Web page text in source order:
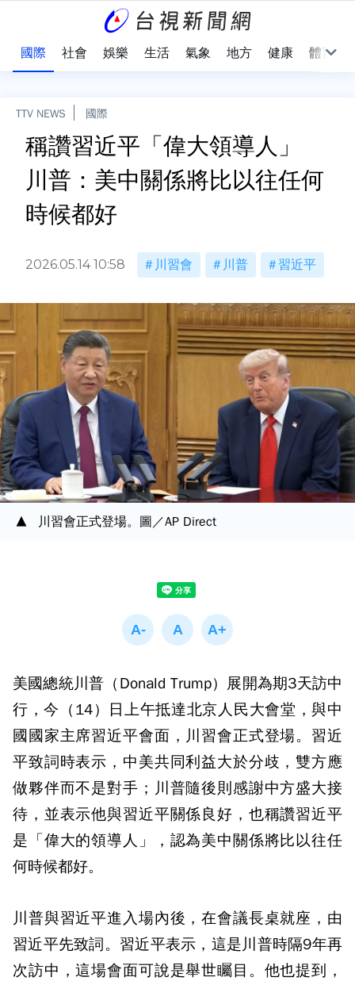
國際 社會 娛樂 生活 氣象 地方 健康 體育
TTV NEWS 國際
稱讚習近平「偉大領導人」
川普：美中關係將比以往任何
時候都好
2026.05.14 10:58 川習會 川普 習近平
川習會正式登場。圖／AP Direct
美國總統川普（Donald Trump）展開為期3天訪中
行，今（14）日上午抵達北京人民大會堂，與中
國國家主席習近平會面，川習會正式登場。習近
平致詞時表示，中美共同利益大於分歧，雙方應
做夥伴而不是對手；川普隨後則感謝中方盛大接
待，並表示他與習近平關係良好，也稱讚習近平
是「偉大的領導人」，認為美中關係將比以往任
何時候都好。
川普與習近平進入場內後，在會議長桌就座，由
習近平先致詞。習近平表示，這是川普時隔9年再
次訪中，這場會面可說是舉世矚目。他也提到，